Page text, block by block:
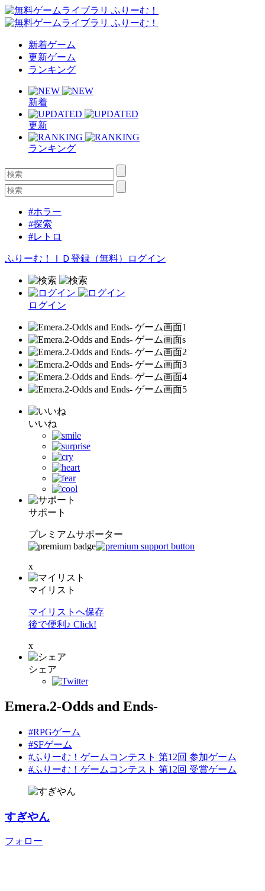
新着ゲーム
更新ゲーム
ランキング
新着
更新
ランキング
#ホラー
#探索
#レトロ
ふりーむ！ＩＤ登録（無料） ログイン
ログイン
いいね
サポート
プレミアムサポーター
x
マイリスト
マイリストへ保存
後で便利♪ Click!
x
シェア
Emera.2-Odds and Ends-
#RPGゲーム
#SFゲーム
#ふりーむ！ゲームコンテスト 第12回 参加ゲーム
#ふりーむ！ゲームコンテスト 第12回 受賞ゲーム
すぎやん
フォロー